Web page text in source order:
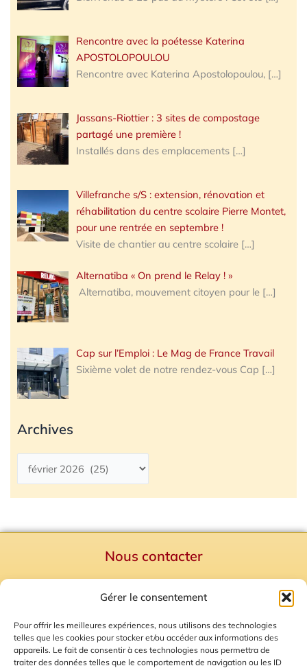
Gérer le consentement
Pour offrir les meilleures expériences, nous utilisons des technologies
telles que les cookies pour stocker et/ou accéder aux informations des
appareils. Le fait de consentir à ces technologies nous permettra de
traiter des données telles que le comportement de navigation ou les ID
Rencontre avec la poétesse Katerina
APOSTOLOPOULOU
Rencontre avec Katerina Apostolopoulou, […]
Jassans-Riottier : 3 sites de compostage
partagé une première !
Installés dans des emplacements […]
Villefranche s/S : extension, rénovation et
réhabilitation du centre scolaire Pierre Montet,
pour une rentrée en septembre !
Visite de chantier au centre scolaire […]
Alternatiba « On prend le Relay ! »
Alternatiba, mouvement citoyen pour le […]
Cap sur l’Emploi : Le Mag de France Travail
Sixième volet de notre rendez-vous Cap […]
Archives
Nous contacter
Mentions Légales
Plan du site
Gestion des Cookies